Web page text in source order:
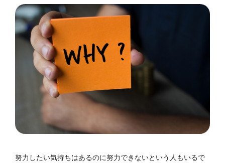
努力したい気持ちはあるのに努力できないという人もいるで